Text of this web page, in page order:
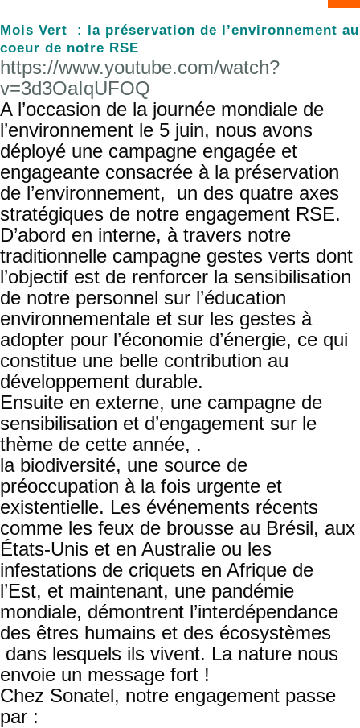
Mois Vert : la préservation de l’environnement au
coeur de notre RSE
https://www.youtube.com/watch?
v=3d3OaIqUFOQ
A l’occasion de la journée mondiale de
l’environnement le 5 juin, nous avons
déployé une campagne engagée et
engageante consacrée à la préservation
de l’environnement, un des quatre axes
stratégiques de notre engagement RSE.
D’abord en interne, à travers notre
traditionnelle campagne gestes verts dont
l’objectif est de renforcer la sensibilisation
de notre personnel sur l’éducation
environnementale et sur les gestes à
adopter pour l’économie d’énergie, ce qui
constitue une belle contribution au
développement durable.
Ensuite en externe, une campagne de
sensibilisation et d’engagement sur le
thème de cette année, .
la biodiversité, une source de
préoccupation à la fois urgente et
existentielle. Les événements récents
comme les feux de brousse au Brésil, aux
États-Unis et en Australie ou les
infestations de criquets en Afrique de
l’Est, et maintenant, une pandémie
mondiale, démontrent l’interdépendance
des êtres humains et des écosystèmes
dans lesquels ils vivent. La nature nous
envoie un message fort !
Chez Sonatel, notre engagement passe
par :